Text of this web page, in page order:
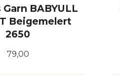
BABYULL
Beigemelert
2650
Pris
79,00